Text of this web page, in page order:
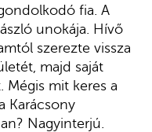
fia. A
unokája. Hívő
szerezte vissza
majd saját
Mégis mit keres a
Karácsony
Nagyinterjú.